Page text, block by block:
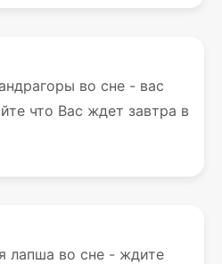
во сне - вас
что Вас ждет завтра в
лапша во сне - ждите